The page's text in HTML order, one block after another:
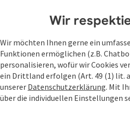
Wir
Wir möchten Ihnen gerne ein
Funktionen ermöglichen (z.B.
personalisieren, wofür wir Cookies
ein Drittland erfolgen (Art. 49 (1) lit.
unserer Datenschutzerklärung. Mit
über die individuellen Einstellungen